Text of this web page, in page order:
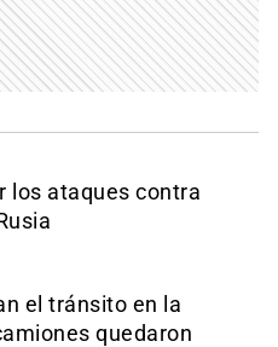
los ataques contra
el tránsito en la
quedaron